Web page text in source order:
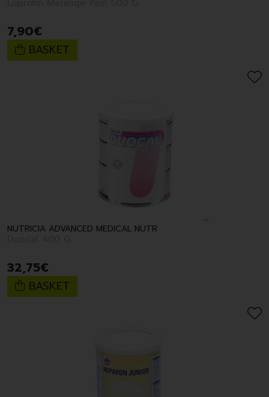
7,90€
BASKET
NUTRICIA ADVANCED MEDICAL NUTR
32,75€
BASKET